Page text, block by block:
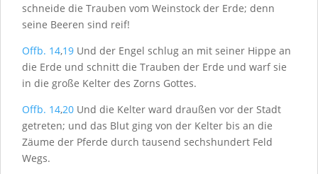
schneide die Trauben vom Weinstock der Erde; denn
seine Beeren sind reif!
Offb. 14,19 Und der Engel schlug an mit seiner Hippe an
die Erde und schnitt die Trauben der Erde und warf sie
in die große Kelter des Zorns Gottes.
Offb. 14,20 Und die Kelter ward draußen vor der Stadt
getreten; und das Blut ging von der Kelter bis an die
Zäume der Pferde durch tausend sechshundert Feld
Wegs.